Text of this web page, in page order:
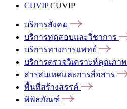
CUVIPCUVIP
บริการสังคม
บริการทดสอบและวิชาการ
บริการทางการแพทย์
บริการตรวจวิเคราะห์คุณภาพ
สารสนเทศและการสื่อสาร
พื้นที่สร้างสรรค์
พิพิธภัณฑ์